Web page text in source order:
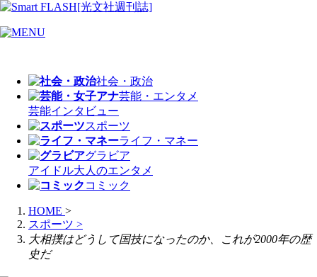
社会・政治
芸能・エンタメ
芸能インタビュー
スポーツ
ライフ・マネー
グラビア
アイドル大人のエンタメ
コミック
HOME >
スポーツ >
大相撲はどうして国技になったのか、これが2000年の歴
史だ